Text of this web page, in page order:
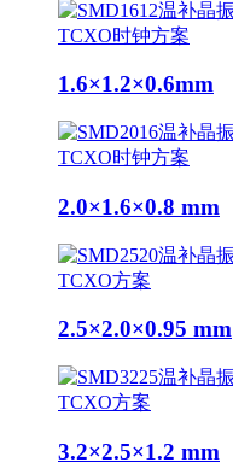
1.6×1.2×0.6mm
2.0×1.6×0.8 mm
2.5×2.0×0.95 mm
3.2×2.5×1.2 mm